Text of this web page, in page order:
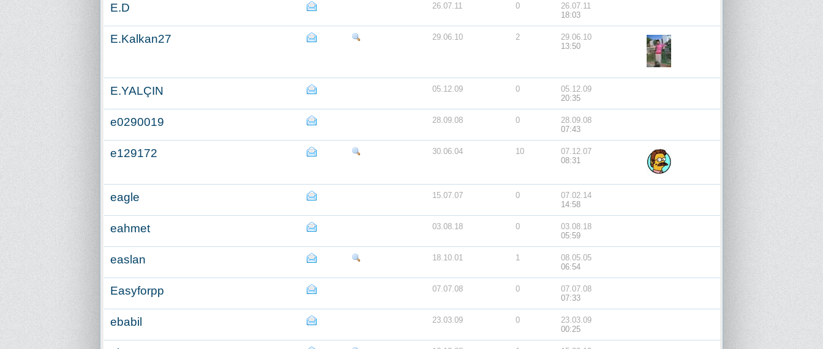
E.D 26.07.11 0
26.07.11
18:03
E.Kalkan27 29.06.10 2
29.06.10
13:50
E.YALÇIN 05.12.09 0
05.12.09
20:35
e0290019 28.09.08 0
28.09.08
07:43
e129172 30.06.04 10
07.12.07
08:31
eagle 15.07.07 0
07.02.14
14:58
eahmet 03.08.18 0
03.08.18
05:59
easlan 18.10.01 1
08.05.05
06:54
Easyforpp 07.07.08 0
07.07.08
07:33
ebabil 23.03.09 0
23.03.09
00:25